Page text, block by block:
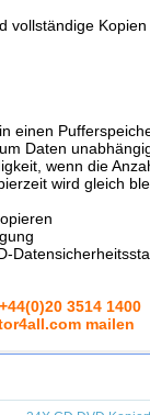
vollständige Kopien
einen
Daten
wenn die
wird gleich
+44(0)20 3514 1400
mailen